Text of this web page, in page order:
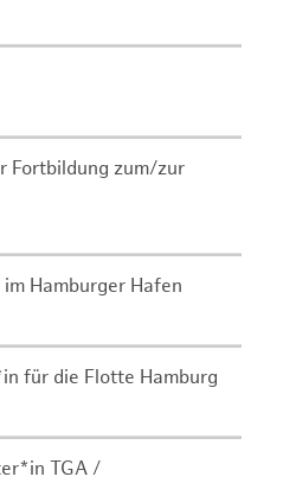
Fortbildung zum/zur
Hamburger Hafen
für die Flotte Hamburg
TGA /